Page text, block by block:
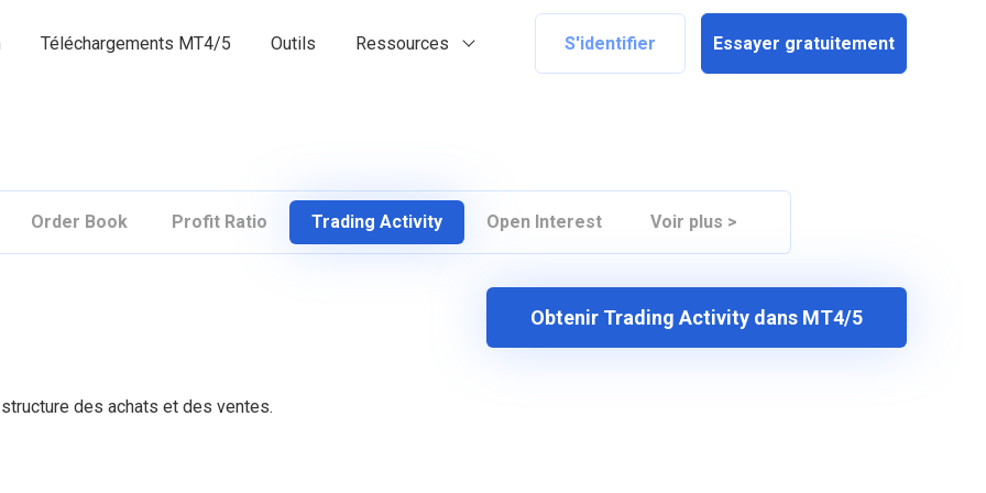
Téléchargements MT4/5 Outils Ressources S'identifier Essayer gratuitement
Order Book Profit Ratio Trading Activity Open Interest Voir plus >
des achats et des ventes.
Obtenir Trading Activity dans MT4/5